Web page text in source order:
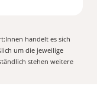
handelt es sich
um die jeweilige
stehen weitere